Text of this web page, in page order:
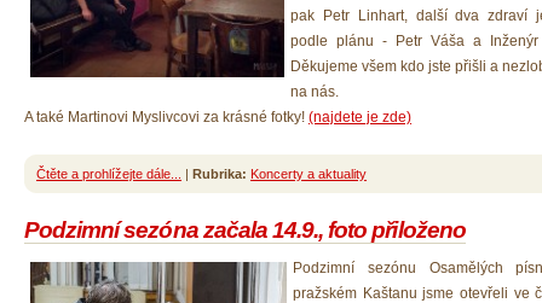
pak Petr Linhart, další dva zdraví
podle plánu - Petr Váša a Inženýr
Děkujeme všem kdo jste přišli a
na nás.
A také Martinovi Myslivcovi za krásné fotky! (najdete je zde)
Čtěte a prohlížejte dále... | Rubrika: Koncerty a aktuality
Podzimní sezóna začala 14.9., foto přiloženo
Podzimní sezónu Osamělých
pražském Kaštanu jsme otevřeli ve